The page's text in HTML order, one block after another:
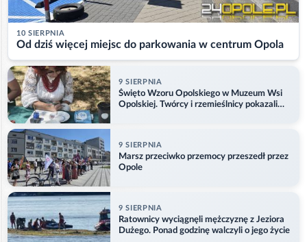
10 SIERPNIA
Od dziś więcej miejsc do parkowania w centrum Opola
9 SIERPNIA
Święto Wzoru Opolskiego w Muzeum Wsi
Opolskiej. Twórcy i rzemieślnicy pokazali
9 SIERPNIA
Marsz przeciwko przemocy przeszedł przez
Opole
9 SIERPNIA
Ratownicy wyciągnęli mężczyznę z Jeziora
Dużego. Ponad godzinę walczyli o jego życie